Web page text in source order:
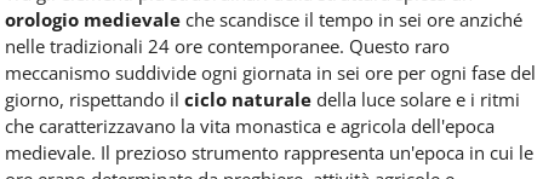
orologio medievale che scandisce il tempo in sei ore anziché
nelle tradizionali 24 ore contemporanee. Questo raro
meccanismo suddivide ogni giornata in sei ore per ogni fase del
giorno, rispettando il ciclo naturale della luce solare e i ritmi
che caratterizzavano la vita monastica e agricola dell'epoca
medievale. Il prezioso strumento rappresenta un'epoca in cui le